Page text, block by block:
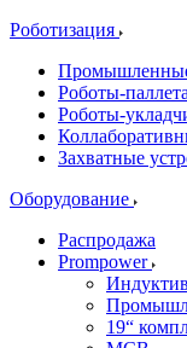
Роботизация
Роботы-
Роботы-
Захватные
Оборудование
Распродажа
Prompower
19“